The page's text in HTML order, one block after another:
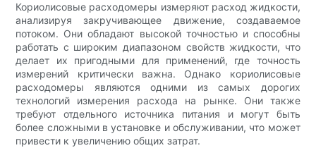
Кориолисовые расходомеры измеряют расход жидкости,
анализируя закручивающее движение, создаваемое
потоком. Они обладают высокой точностью и способны
работать с широким диапазоном свойств жидкости, что
делает их пригодными для применений, где точность
измерений критически важна. Однако кориолисовые
расходомеры являются одними из самых дорогих
технологий измерения расхода на рынке. Они также
требуют отдельного источника питания и могут быть
более сложными в установке и обслуживании, что может
привести к увеличению общих затрат.